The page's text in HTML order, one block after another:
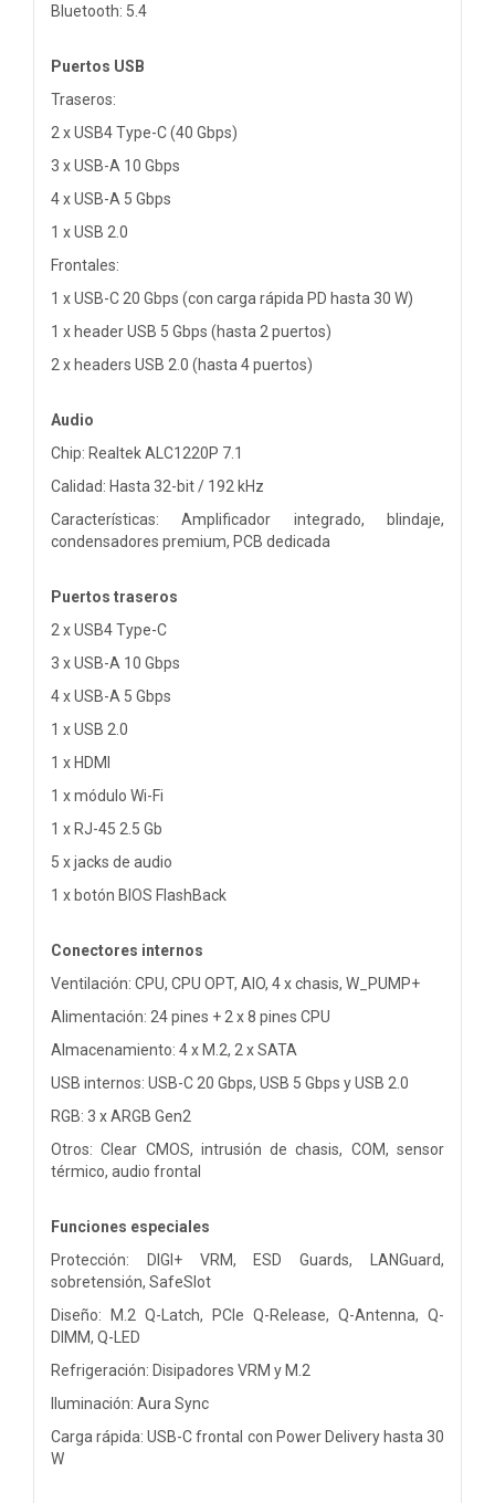
Bluetooth: 5.4
Puertos USB
Traseros:
2 x USB4 Type-C (40 Gbps)
3 x USB-A 10 Gbps
4 x USB-A 5 Gbps
1 x USB 2.0
Frontales:
1 x USB-C 20 Gbps (con carga rápida PD hasta 30 W)
1 x header USB 5 Gbps (hasta 2 puertos)
2 x headers USB 2.0 (hasta 4 puertos)
Audio
Chip: Realtek ALC1220P 7.1
Calidad: Hasta 32-bit / 192 kHz
Características: Amplificador integrado, blindaje,
condensadores premium, PCB dedicada
Puertos traseros
2 x USB4 Type-C
3 x USB-A 10 Gbps
4 x USB-A 5 Gbps
1 x USB 2.0
1 x HDMI
1 x módulo Wi-Fi
1 x RJ-45 2.5 Gb
5 x jacks de audio
1 x botón BIOS FlashBack
Conectores internos
Ventilación: CPU, CPU OPT, AIO, 4 x chasis, W_PUMP+
Alimentación: 24 pines + 2 x 8 pines CPU
Almacenamiento: 4 x M.2, 2 x SATA
USB internos: USB-C 20 Gbps, USB 5 Gbps y USB 2.0
RGB: 3 x ARGB Gen2
Otros: Clear CMOS, intrusión de chasis, COM, sensor
térmico, audio frontal
Funciones especiales
Protección: DIGI+ VRM, ESD Guards, LANGuard,
sobretensión, SafeSlot
Diseño: M.2 Q-Latch, PCIe Q-Release, Q-Antenna, Q-
DIMM, Q-LED
Refrigeración: Disipadores VRM y M.2
Iluminación: Aura Sync
Carga rápida: USB-C frontal con Power Delivery hasta 30
W